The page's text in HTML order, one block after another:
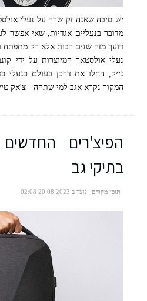
יש סיבה שאנה זק שרה על נעלי
מדובר בנעליים אגדיות, שאי אפשר
דועך מזה שנים רבות אלא רק מתפתח
נעלי אולסטאר המיוצרות על ידי
המקור נקרא אגב למי שתהה - צ'אק
הפיצ'רים
בתיקי גב
תוכן מקודם נוצר ב 20.08.2023 02:08